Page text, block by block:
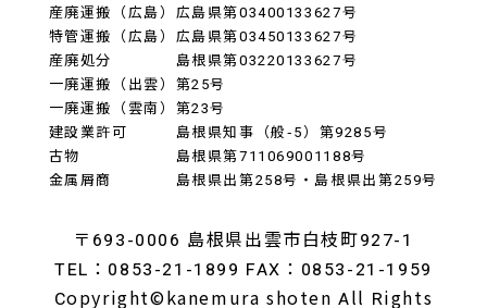
産廃運搬（広島） 広島県第03400133627号
特管運搬（広島） 広島県第03450133627号
産廃処分
島根県第03220133627号
一廃運搬（出雲） 第25号
一廃運搬（雲南） 第23号
建設業許可
島根県知事（般-5）第9285号
古物
島根県第711069001188号
金属屑商
島根県出第258号・島根県出第259号
〒693-0006 島根県出雲市白枝町927-1
TEL：0853-21-1899 FAX：0853-21-1959
Copyright©kanemura shoten All Rights